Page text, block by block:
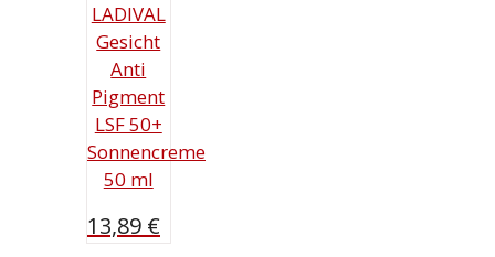
LADIVAL
Gesicht
Anti
Pigment
LSF 50+
Sonnencreme
50 ml
13,89 €